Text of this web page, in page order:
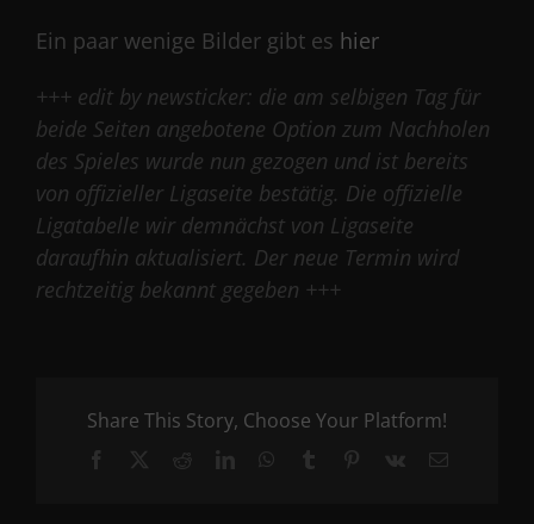
Ein paar wenige Bilder gibt es hier
+++ edit by newsticker: die am selbigen Tag für
beide Seiten angebotene Option zum Nachholen
des Spieles wurde nun gezogen und ist bereits
von offizieller Ligaseite bestätig. Die offizielle
Ligatabelle wir demnächst von Ligaseite
daraufhin aktualisiert. Der neue Termin wird
rechtzeitig bekannt gegeben +++
Share This Story, Choose Your Platform!
Facebook RedditLinkedInWhatsApp
Tumblr Pinterest
Vk Email